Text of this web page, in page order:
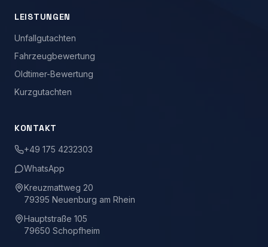
LEISTUNGEN
Unfallgutachten
Fahrzeugbewertung
Oldtimer-Bewertung
Kurzgutachten
KONTAKT
+49 175 4232303
WhatsApp
Kreuzmattweg 20
79395 Neuenburg am Rhein
Hauptstraße 105
79650 Schopfheim